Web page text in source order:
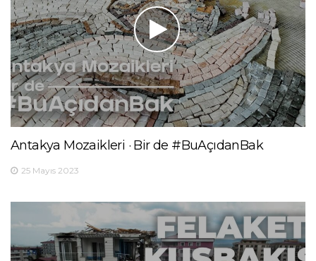
Antakya Mozaikleri · Bir de #BuAçıdanBak
25 Mayıs 2023